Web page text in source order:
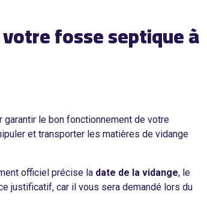
fosse septique à
le bon fonctionnement de votre
et transporter les matières de vidange
officiel précise la date de la vidange, le
justificatif, car il vous sera demandé lors du